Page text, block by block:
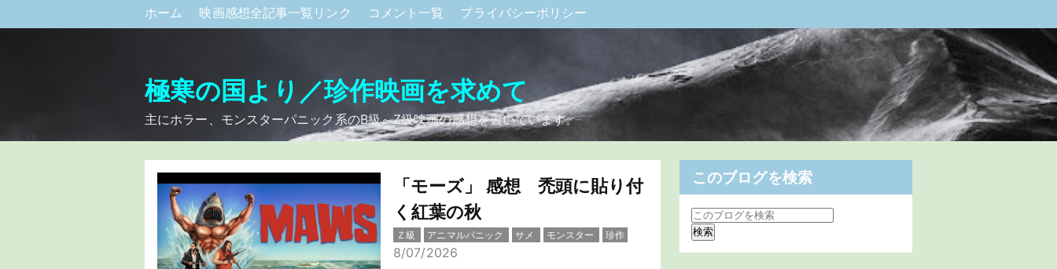
ホーム 映画感想全記事一覧リンク コメント一覧 プライバシーポリシー
極寒の国より／珍作映画を求めて
主にホラー、モンスターパニック系のB級～Z級映画の感想を書いています。
「モーズ」 感想 禿頭に貼り付
く紅葉の秋
Ｚ級 アニマルパニック サメ モンスター 珍作
8/07/2026
このブログを検索